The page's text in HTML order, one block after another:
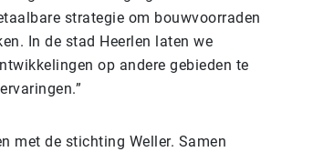
strategie om bouwvoorraden
In de stad Heerlen laten we
op andere gebieden te
met de stichting Weller. Samen